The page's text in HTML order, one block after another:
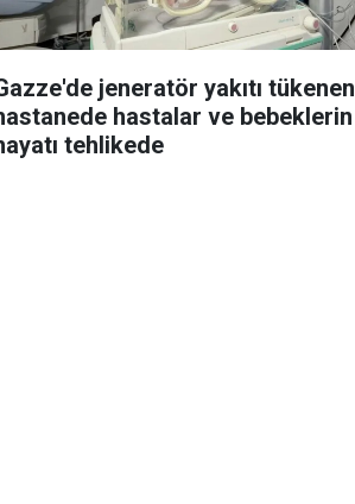
jeneratör yakıtı tükenen
hastalar ve bebeklerin
tehlikede